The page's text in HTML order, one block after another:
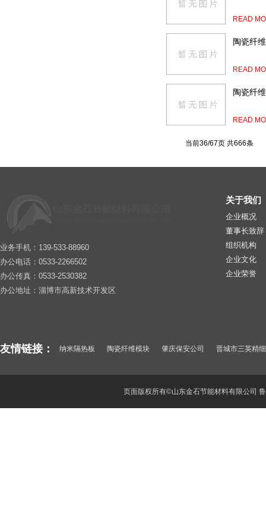
READ
陶瓷纤
READ
陶瓷纤
READ
当前36/67页 共666条
业务手机：139-533-88960
办公电话：0533-2266502
办公传真：0533-2530382
办公地址：淄博市高新技术开发区
关于我们
企业概况
董事长致辞
组织机构
企业文化
企业荣誉
友情链接： 纳米隔热板 陶瓷纤维模块 肇庆保安公司 晋城市三英精
顺德保安公司
页面版权所有©山东金石节能材料有限公司